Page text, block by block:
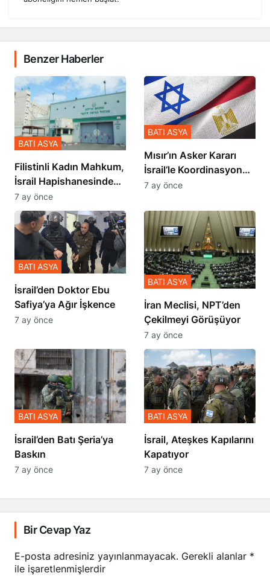
Benzer Haberler
Filistinli Kadın Mahkum,
İsrail Hapishanesindeki
Zulmü Anlattı
BATI ASYA
7 ay önce
Mısır’ın Asker Kararı
İsrail’le Koordinasyon
İçinde Gerçekleşmiş
BATI ASYA
7 ay önce
İsrail’den Doktor Ebu
Safiya’ya Ağır İşkence
BATI ASYA
7 ay önce
İran Meclisi, NPT’den
Çekilmeyi Görüşüyor
BATI ASYA
7 ay önce
​​​​​​​İsrail’den Batı Şeria’ya
Baskın
BATI ASYA
7 ay önce
İsrail, Ateşkes Kapılarını
Kapatıyor
BATI ASYA
7 ay önce
Bir Cevap Yaz
E-posta adresiniz yayınlanmayacak. Gerekli alanlar *
ile işaretlenmişlerdir